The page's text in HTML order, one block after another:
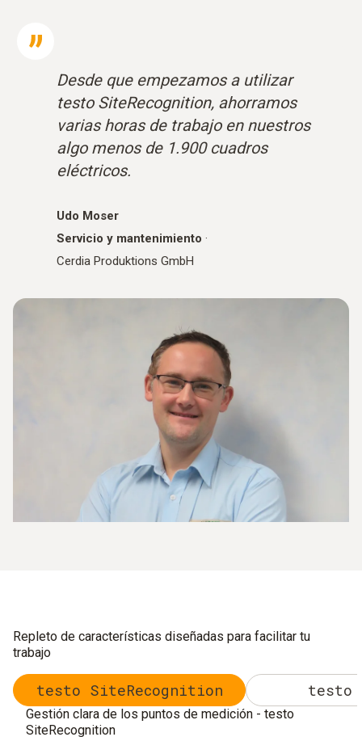
Desde que empezamos a utilizar
testo SiteRecognition, ahorramos
varias horas de trabajo en nuestros
algo menos de 1.900 cuadros
eléctricos.
Udo Moser
Servicio y mantenimiento ·
Cerdia Produktions GmbH
Repleto de características diseñadas para facilitar tu
trabajo
testo SiteRecognition testo
Gestión clara de los puntos de medición - testo
SiteRecognition